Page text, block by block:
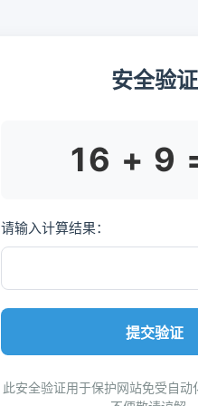
安全验证
16 + 9
请输入计算结果：
提交验证
此安全验证用于保护网站免受自动